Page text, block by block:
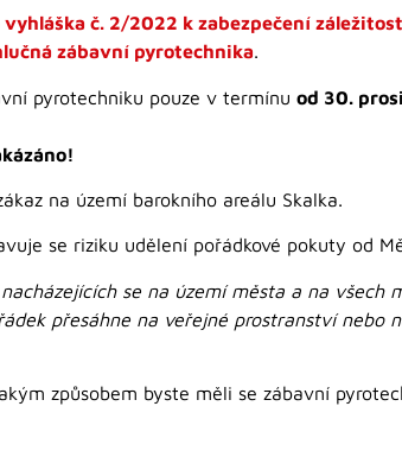
vyhláška č. 2/2022 k zabezpečení
zábavní pyrotechnika.
pyrotechniku pouze v termínu od 30.
na území barokního areálu Skalka.
se riziku udělení pořádkové pokuty od
se na území města a na
přesáhne na veřejné prostranství nebo
způsobem byste měli se zábavní